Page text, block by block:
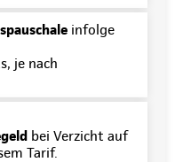
infolge
je nach
bei Verzicht auf
Tarif.